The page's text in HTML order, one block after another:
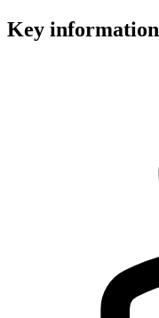
Key information